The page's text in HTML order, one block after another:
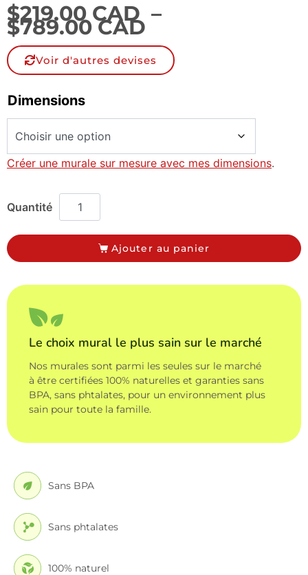
$219.00 CAD –
$789.00 CAD
Voir d'autres devises
Dimensions
Créer une murale sur mesure avec mes dimensions.
Ajouter au panier
Le choix mural le plus sain sur le marché
Nos murales sont parmi les seules sur le marché
à être certifiées 100% naturelles et garanties sans
BPA, sans phtalates, pour un environnement plus
sain pour toute la famille.
Sans BPA
Sans phtalates
100% naturel